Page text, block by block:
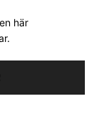
här